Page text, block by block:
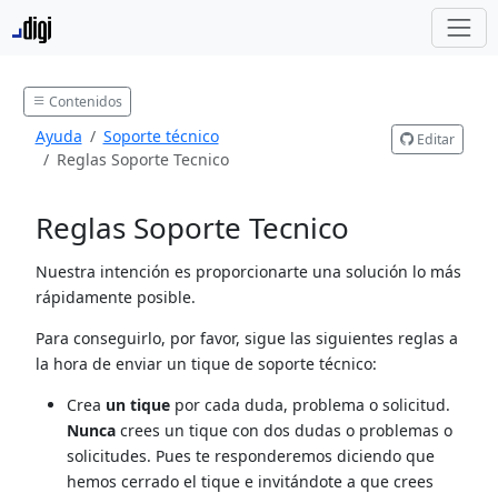
Contenidos
Ayuda
Soporte técnico
Reglas Soporte Tecnico
Editar
Reglas Soporte Tecnico
Nuestra intención es proporcionarte una solución lo más
rápidamente posible.
Para conseguirlo, por favor, sigue las siguientes reglas a
la hora de enviar un tique de soporte técnico:
Crea un tiquepor cada duda, problema o solicitud.
Nuncacrees un tique con dos dudas o problemas o
solicitudes. Pues te responderemos diciendo que
hemos cerrado el tique e invitándote a que crees